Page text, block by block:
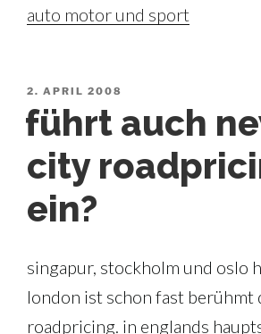
auto motor und sport
VERÖFFENTLICHT
2. APRIL 2008
führt auch
city
ein?
singapur, stockholm und oslo
london ist schon fast berühmt
roadpricing. in englands